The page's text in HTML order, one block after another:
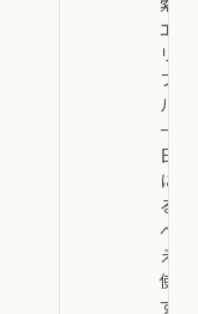
索ク
エ
リ、
フィ
ルタ
ー、
日付
によ
る並
べ替
えを
使用
する